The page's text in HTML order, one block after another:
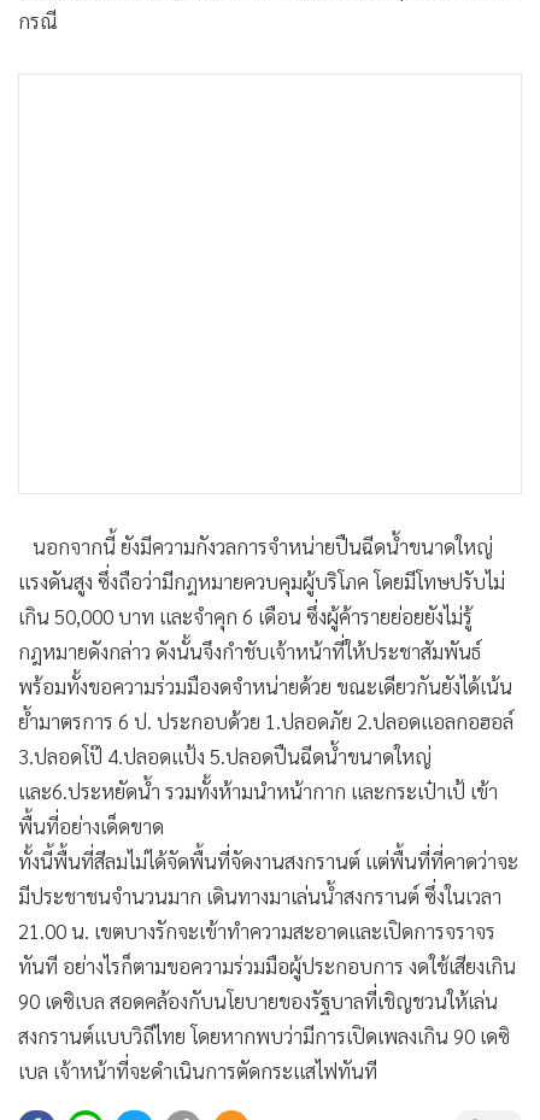
• Motoring
กรณี
นอกจากนี้ ยังมีความกังวลการจำหน่ายปืนฉีดน้ำขนาดใหญ่
แรงดันสูง ซึ่งถือว่ามีกฎหมายควบคุมผู้บริโภค โดยมีโทษปรับไม่
เกิน 50,000 บาท และจำคุก 6 เดือน ซึ่งผู้ค้ารายย่อยยังไม่รู้
กฎหมายดังกล่าว ดังนั้นจึงกำชับเจ้าหน้าที่ให้ประชาสัมพันธ์
พร้อมทั้งขอความร่วมมืองดจำหน่ายด้วย ขณะเดียวกันยังได้เน้น
ย้ำมาตรการ 6 ป. ประกอบด้วย 1.ปลอดภัย 2.ปลอดแอลกอฮอล์
3.ปลอดโป๊ 4.ปลอดแป้ง 5.ปลอดปืนฉีดน้ำขนาดใหญ่
และ6.ประหยัดน้ำ รวมทั้งห้ามนำหน้ากาก และกระเป๋าเป้ เข้า
พื้นที่อย่างเด็ดขาด
ทั้งนี้พื้นที่สีลมไม่ได้จัดพื้นที่จัดงานสงกรานต์ แต่พื้นที่ที่คาดว่าจะ
มีประชาชนจำนวนมาก เดินทางมาเล่นน้ำสงกรานต์ ซึ่งในเวลา
21.00 น. เขตบางรักจะเข้าทำความสะอาดและเปิดการจราจร
ทันที อย่างไรก็ตามขอความร่วมมือผู้ประกอบการ งดใช้เสียงเกิน
90 เดซิเบล สอดคล้องกับนโยบายของรัฐบาลที่เชิญชวนให้เล่น
สงกรานต์แบบวิถีไทย โดยหากพบว่ามีการเปิดเพลงเกิน 90 เดซิ
เบล เจ้าหน้าที่จะดำเนินการตัดกระแสไฟทันที